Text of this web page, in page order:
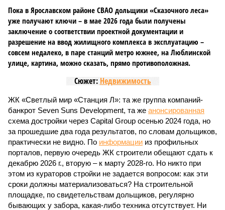
Пока в Ярославском районе СВАО дольщики «Сказочного леса»
уже получают ключи – в мае 2026 года были получены
заключение о соответствии проектной документации и
разрешение на ввод жилищного комплекса в эксплуатацию –
совсем недалеко, в паре станций метро южнее, на Люблинской
улице, картина, можно сказать, прямо противоположная.
Сюжет: Недвижимость
ЖК «Светлый мир «Станция Л»: та же группа компаний-
банкрот Seven Suns Development, та же анонсированная
схема достройки через Capital Group осенью 2024 года, но
за прошедшие два года результатов, по словам дольщиков,
практически не видно. По информации из профильных
порталов, первую очередь ЖК строители обещают сдать к
декабрю 2026 г., вторую – к марту 2028-го. Но никто при
этом из кураторов стройки не задается вопросом: как эти
сроки должны материализоваться? На строительной
площадке, по свидетельствам дольщиков, регулярно
бывающих у забора, какая-либо техника отсутствует. Ни